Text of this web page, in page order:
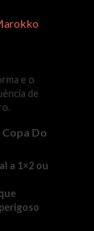
e o
de
Do
a 1×2 ou